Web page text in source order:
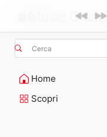
Cerca
Home
Scopri